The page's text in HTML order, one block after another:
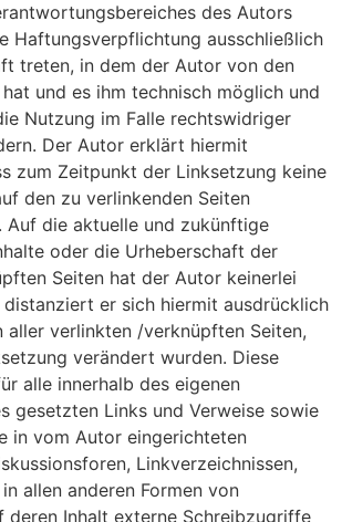
des Autors
Haftungsverpflichtung ausschließlich
treten, in dem der Autor von den
hat und es ihm technisch möglich und
Nutzung im Falle rechtswidriger
Der Autor erklärt hiermit
zum Zeitpunkt der Linksetzung keine
den zu verlinkenden Seiten
Auf die aktuelle und zukünftige
oder die Urheberschaft der
Seiten hat der Autor keinerlei
distanziert er sich hiermit ausdrücklich
aller verlinkten /verknüpften Seiten,
verändert wurden. Diese
alle innerhalb des eigenen
gesetzten Links und Verweise sowie
in vom Autor eingerichteten
Linkverzeichnissen,
allen anderen Formen von
deren Inhalt externe Schreibzugriffe